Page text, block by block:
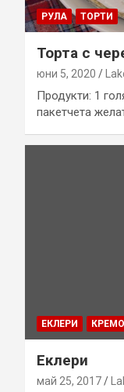
РУЛА ТОРТИ
Торта с
юни 5, 2020
Продукти: 1
пакетчета
ЕКЛЕРИ
Еклери
май 25, 2017